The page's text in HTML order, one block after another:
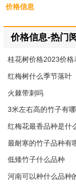
价格信息
价格信息-热门
桂花树价格2023价格
红梅树什么季节落叶
火棘带刺吗
3米左右高的竹子有
红梅花最香品种是什
最耐寒的竹子品种有
低矮竹子什么品种
河南可以种什么品种